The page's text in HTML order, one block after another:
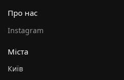
Про нас
Instagram
Міста
Київ